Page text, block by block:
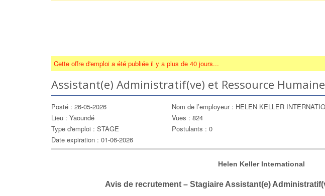
Cette offre d'emploi a été publiée il y a plus de 40 jours...
Assistant(e) Administratif(ve) et Ressource Humaine
Posté : 26-05-2026
Nom de l’employeur : HELEN KELLER
Lieu : Yaoundé
Vues : 824
Type d'emploi : STAGE
Postulants : 0
Date expiration : 01-06-2026
Helen Keller International
Avis de recrutement – Stagiaire Assistant(e)